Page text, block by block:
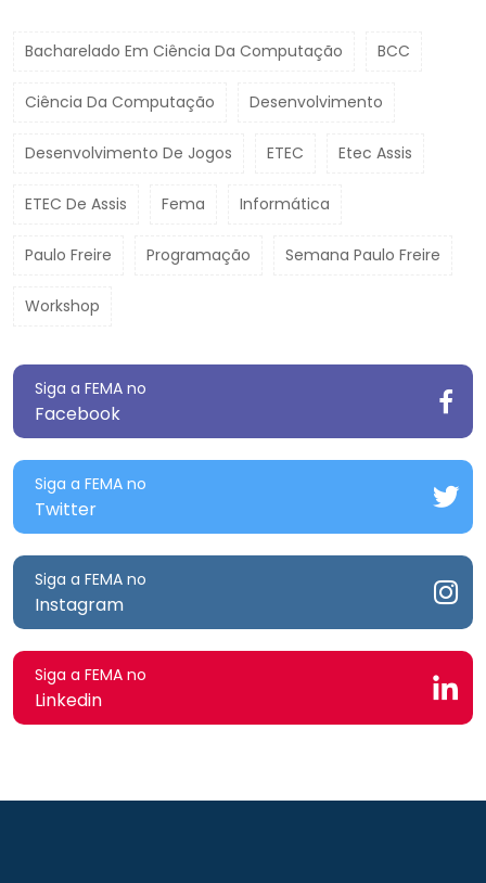
Bacharelado Em Ciência Da Computação BCC
Ciência Da Computação Desenvolvimento
Desenvolvimento De Jogos ETEC Etec Assis
ETEC De Assis Fema Informática
Paulo Freire Programação Semana Paulo Freire
Workshop
Siga a FEMA no
Facebook
Siga a FEMA no
Twitter
Siga a FEMA no
Instagram
Siga a FEMA no
Linkedin